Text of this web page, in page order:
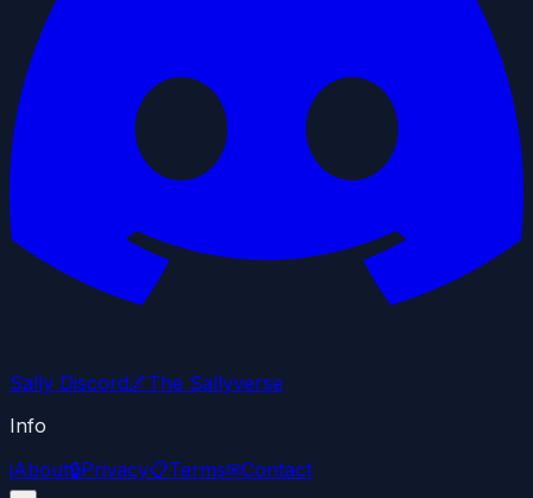
Sally Discord🌌The Sallyverse
Info
iAbout🔒Privacy📋Terms✉Contact